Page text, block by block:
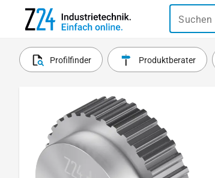
Suchen
Profilfinder Produktberater